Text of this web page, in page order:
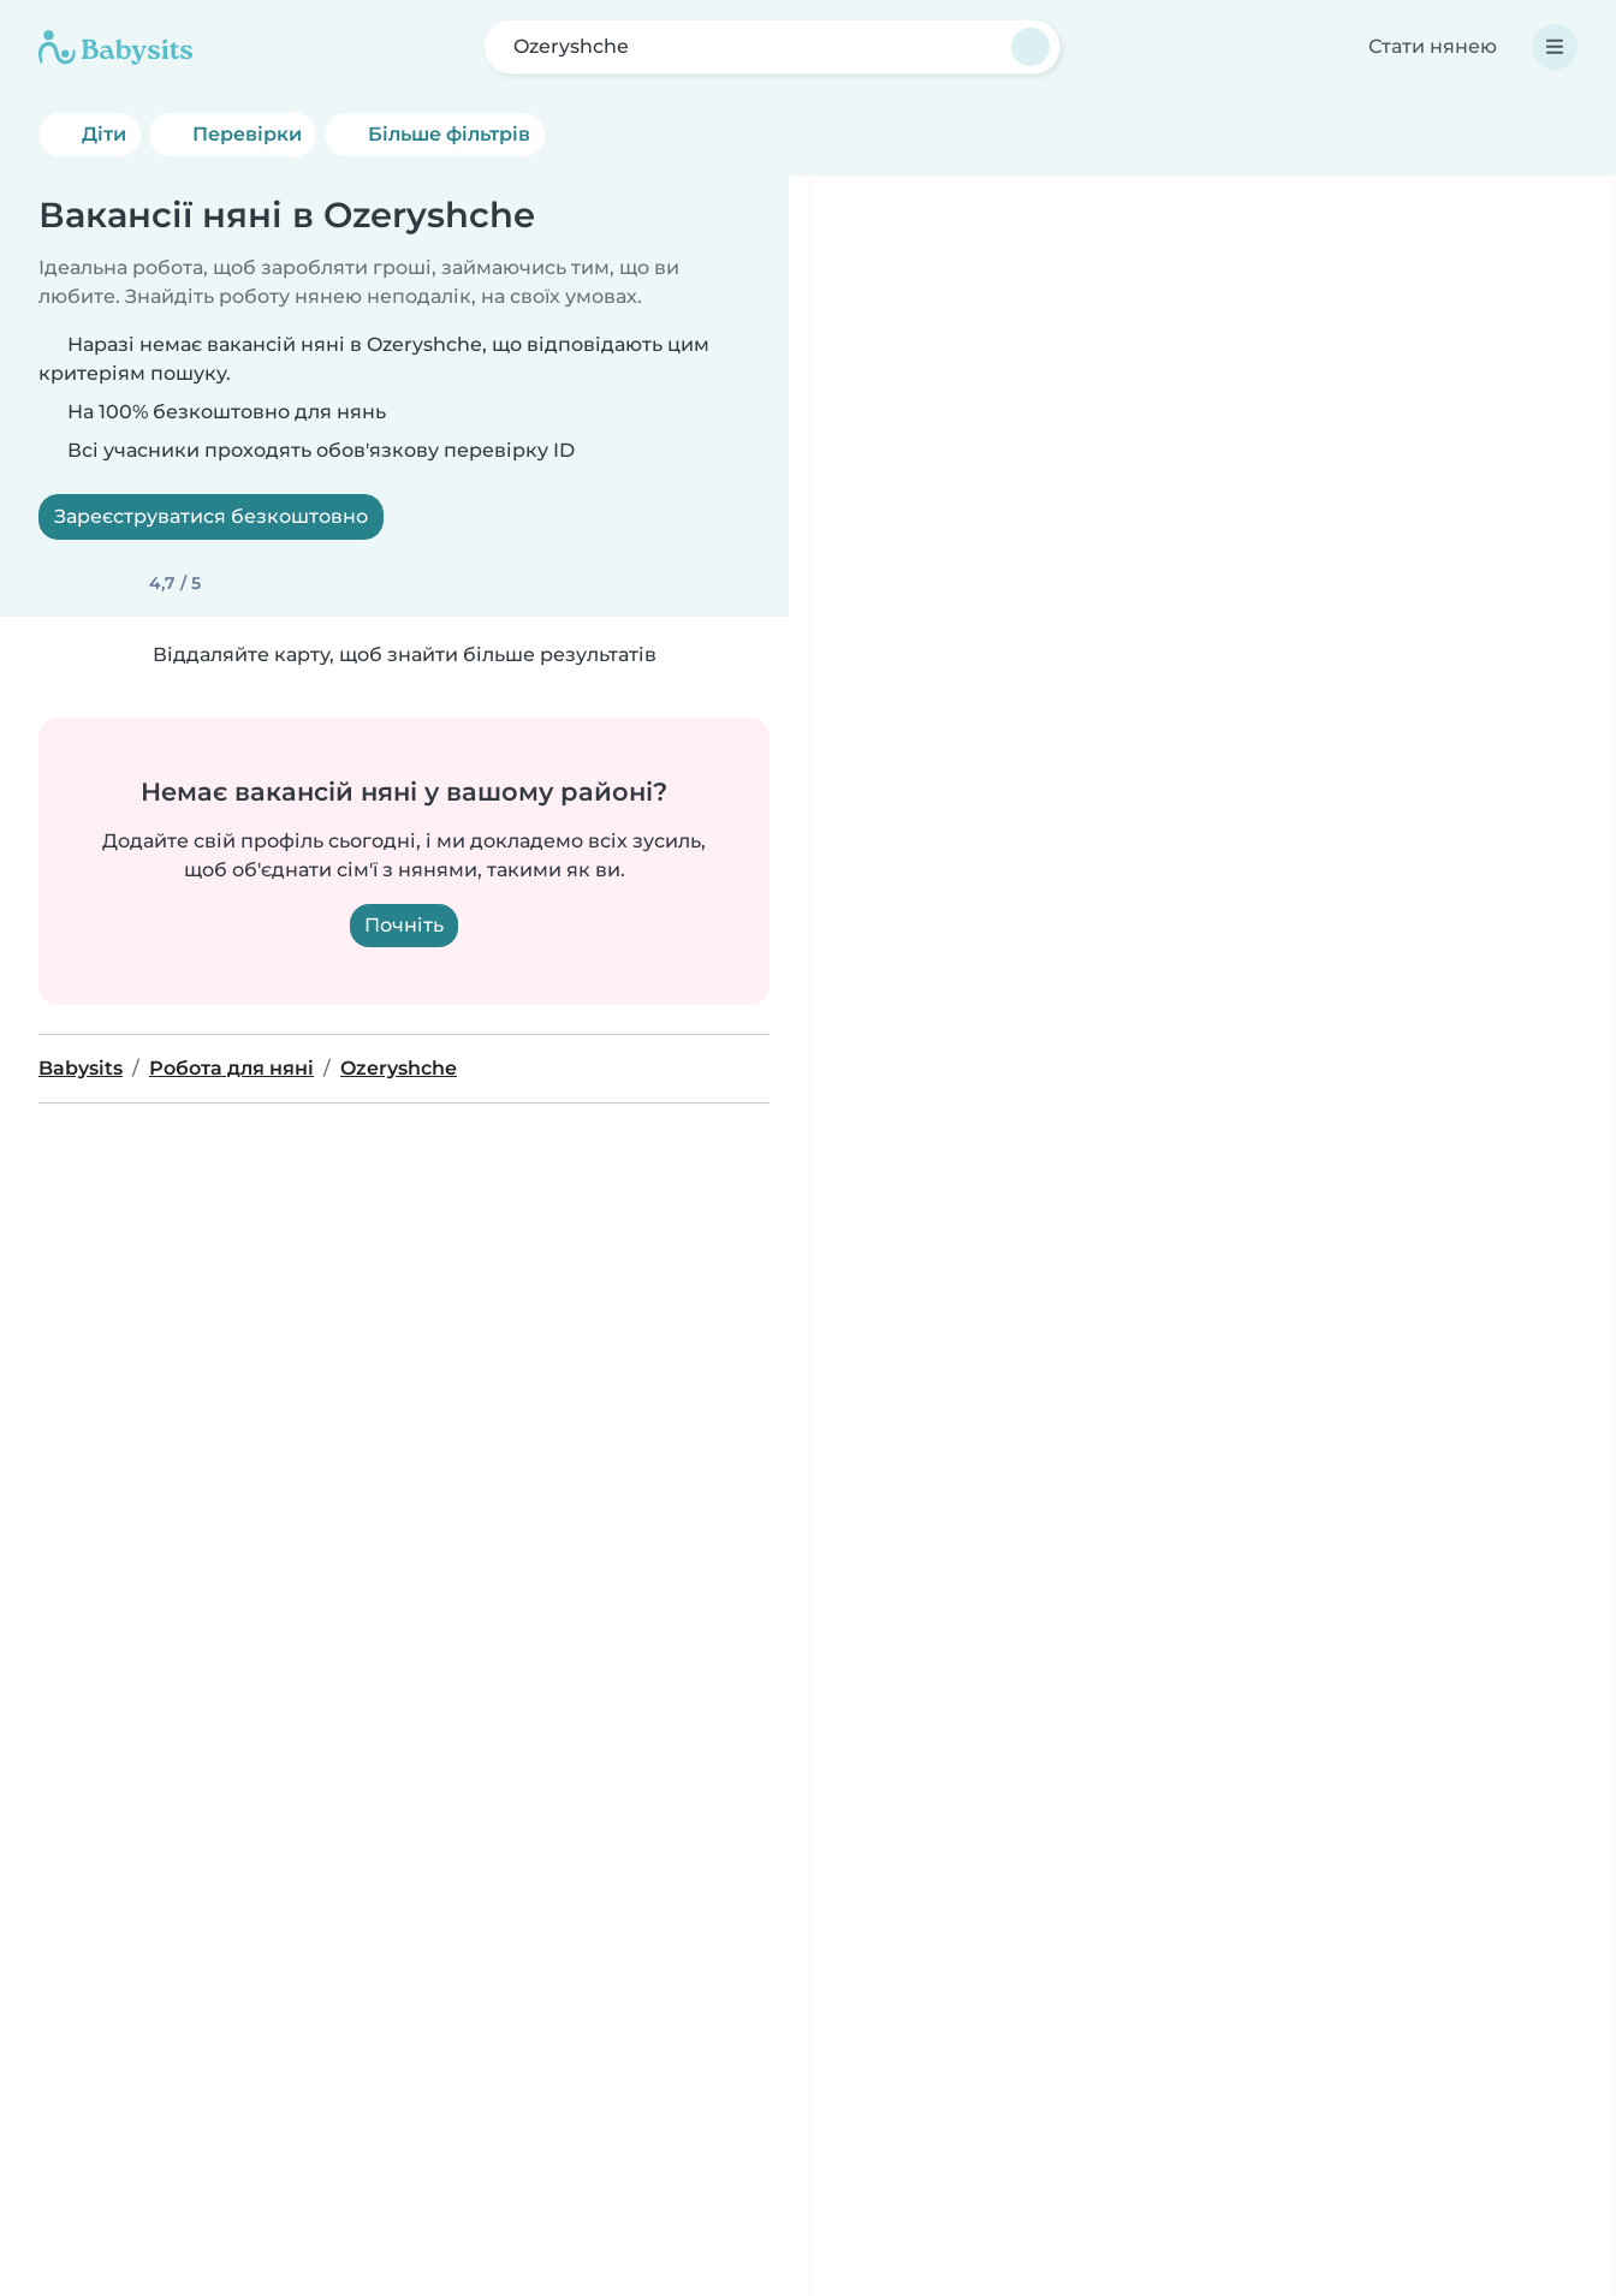
Ozeryshche Стати нянею
Діти Перевірки Більше фільтрів
Вакансії няні в Ozeryshche
Ідеальна робота, щоб заробляти гроші, займаючись тим, що ви
любите. Знайдіть роботу нянею неподалік, на своїх умовах.
Наразі немає вакансій няні в Ozeryshche, що відповідають цим
критеріям пошуку.
На 100% безкоштовно для нянь
Всі учасники проходять обов'язкову перевірку ID
Зареєструватися безкоштовно
4,7 / 5
Віддаляйте карту, щоб знайти більше результатів
Немає вакансій няні у вашому районі?
Додайте свій профіль сьогодні, і ми докладемо всіх зусиль,
щоб об'єднати сім'ї з нянями, такими як ви.
Почніть
Babysits Робота для няні Ozeryshche